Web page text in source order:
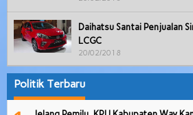
Daihatsu Santai Penjualan
LCGC
20/02/2018
Politik Terbaru